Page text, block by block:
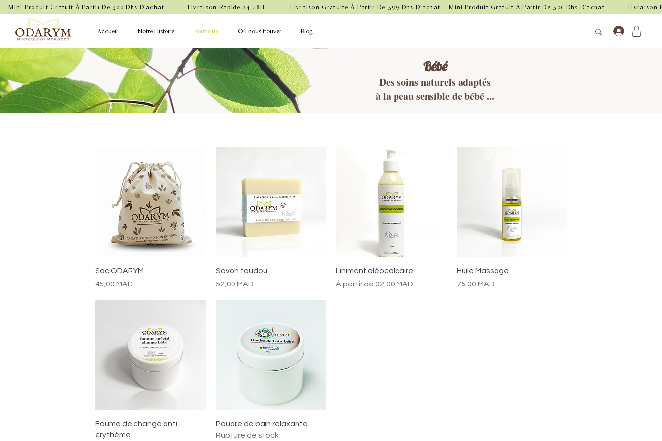
    Mini Produit Gratuit À Partir De 300 Dhs D'achat           Livraison Rapide 24-48H            Livraison Gratuite À Partir De 399 Dhs D'achat
Accueil Notre Histoire Boutique Où nous trouver Blog
Bébé
Des soins naturels adaptés
à la peau sensible de bébé ...
Aperçu rapide
Sac ODARYM
Prix
45,00 MAD
Aperçu rapide
Savon toudou
Prix
52,00 MAD
Aperçu rapide
Liniment oléocalcaire
À partir de 92,00 MAD
Prix promotionnel
Aperçu rapide
Huile Massage
Prix
75,00 MAD
Aperçu rapide
Baume de change anti-
erythème
Aperçu rapide
Poudre de bain relaxante
Rupture de stock